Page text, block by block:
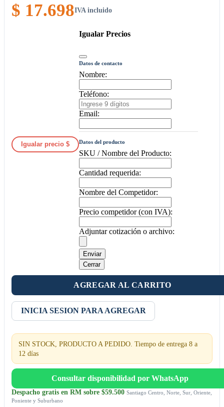
$ 17.698IVA incluido
Igualar precio $
Igualar Precios
Datos de contacto
Nombre:
Teléfono:
Email:
Datos del producto
SKU / Nombre del Producto:
Cantidad requerida:
Nombre del Competidor:
Precio competidor (con IVA):
Adjuntar cotización o archivo:
Enviar
Cerrar
AGREGAR AL CARRITO
INICIA SESION PARA AGREGAR
SIN STOCK, PRODUCTO A PEDIDO. Tiempo de entrega 8 a
12 días
Consultar disponibilidad por WhatsApp
Despacho gratis en RM sobre $59.500 Santiago Centro, Norte, Sur, Oriente,
Poniente y Suburbano